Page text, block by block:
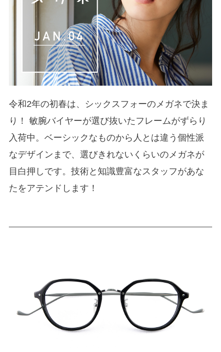
令和2年の初春は、シックスフォーのメガネで決ま
り！ 敏腕バイヤーが選び抜いたフレームがずらり
入荷中。ベーシックなものから人とは違う個性派
なデザインまで、選びきれないくらいのメガネが
目白押しです。技術と知識豊富なスタッフがあな
たをアテンドします！